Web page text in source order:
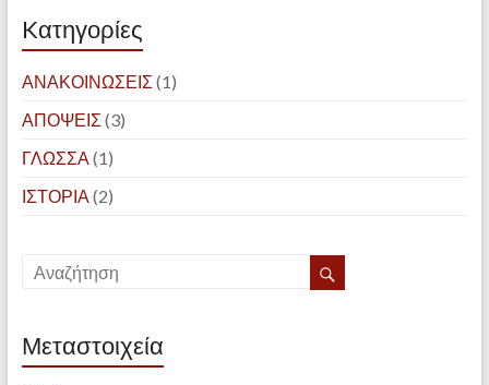
Kατηγορίες
ΑΝΑΚΟΙΝΩΣΕΙΣ (1)
ΑΠΟΨΕΙΣ (3)
ΓΛΩΣΣΑ(1)
ΙΣΤΟΡΙΑ(2)
Μεταστοιχεία